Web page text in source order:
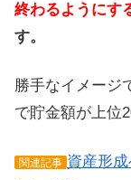
終わるようにす
す。
勝手なイメージ
で貯金額が上位
関連記事 資産形